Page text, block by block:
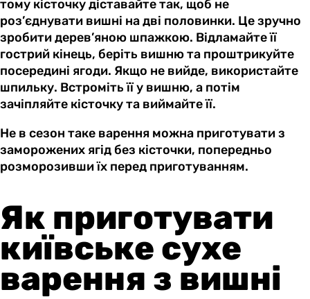
тому кісточку діставайте так, щоб не
роз’єднувати вишні на дві половинки. Це зручно
зробити дерев’яною шпажкою. Відламайте її
гострий кінець, беріть вишню та проштрикуйте
посередині ягоди. Якщо не вийде, використайте
шпильку. Встроміть її у вишню, а потім
зачіпляйте кісточку та виймайте її.
Не в сезон таке варення можна приготувати з
заморожених ягід без кісточки, попередньо
розморозивши їх перед приготуванням.
Як приготувати
київське сухе
варення з вишні